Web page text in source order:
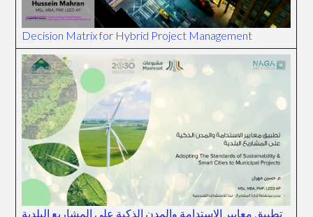
Decision Matrix for Hybrid Project Management
تطبيق معايير الاستدامة والمدن الذكية على المشاريع البلدية